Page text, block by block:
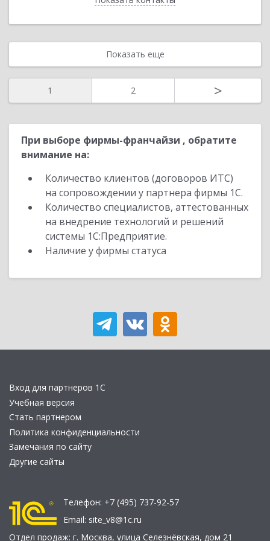
Показать еще
1 2 >
При выборе фирмы-франчайзи , обратите
внимание на:
Количество клиентов (договоров ИТС)
на сопровождении у партнера фирмы 1С.
Количество специалистов, аттестованных
на внедрение технологий и решений
системы 1С:Предприятие.
Наличие у фирмы статуса
Вход для партнеров 1С
Учебная версия
Стать партнером
Политика конфиденциальности
Замечания по сайту
Другие сайты
Телефон: +7 (495) 737-92-57
Email: site_v8@1c.ru
Отдел продаж: г. Москва, улица Селезнёвская, дом 21